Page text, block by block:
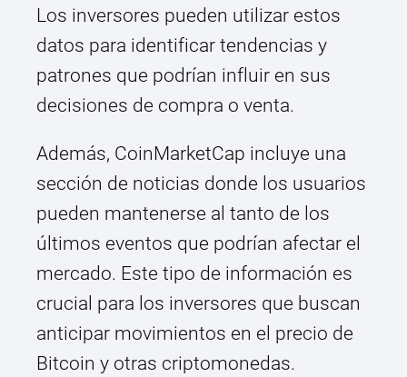
Los inversores pueden utilizar estos
datos para identificar tendencias y
patrones que podrían influir en sus
decisiones de compra o venta.
Además, CoinMarketCap incluye una
sección de noticias donde los usuarios
pueden mantenerse al tanto de los
últimos eventos que podrían afectar el
mercado. Este tipo de información es
crucial para los inversores que buscan
anticipar movimientos en el precio de
Bitcoin y otras criptomonedas.